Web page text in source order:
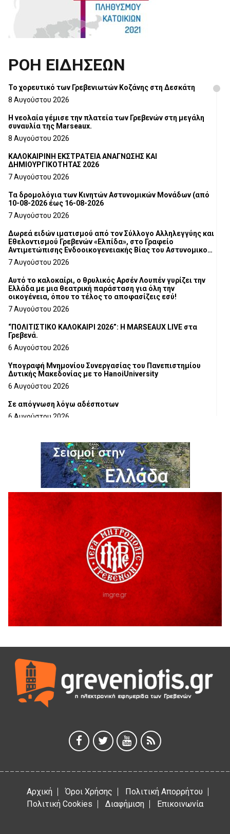
ΡΟΗ ΕΙΔΗΣΕΩΝ
Το χορευτικό των Γρεβενιωτών Κοζάνης στη Δεσκάτη
8 Αυγούστου 2026
Η νεολαία γέμισε την πλατεία των Γρεβενών στη μεγάλη
συναυλία της Marseaux.
8 Αυγούστου 2026
ΚΑΛΟΚΑΙΡΙΝΗ ΕΚΣΤΡΑΤΕΙΑ ΑΝΑΓΝΩΣΗΣ ΚΑΙ
ΔΗΜΙΟΥΡΓΙΚΟΤΗΤΑΣ 2026
7 Αυγούστου 2026
Τα δρομολόγια των Κινητών Αστυνομικών Μονάδων (από
10-08-2026 έως 16-08-2026
7 Αυγούστου 2026
Δωρεά ειδών ιματισμού από τον Σύλλογο Αλληλεγγύης και
Εθελοντισμού Γρεβενών «Ελπίδα», στο Γραφείο
Αντιμετώπισης Ενδοοικογενειακής Βίας του Αστυνομικού
Τμήματος Γρεβενών
7 Αυγούστου 2026
Αυτό το καλοκαίρι, ο θρυλικός Αρσέν Λουπέν γυρίζει την
Ελλάδα με μια θεατρική παράσταση για όλη την
οικογένεια, όπου το τέλος το αποφασίζεις εσύ!
7 Αυγούστου 2026
“ΠΟΛΙΤΙΣΤΙΚΟ ΚΑΛΟΚΑΙΡΙ 2026”: Η MARSEAUX LIVE στα
Γρεβενά.
6 Αυγούστου 2026
Υπογραφή Μνημονίου Συνεργασίας του Πανεπιστημίου
Δυτικής Μακεδονίας με το HanoiUniversity
6 Αυγούστου 2026
Σε απόγνωση λόγω αδέσποτων
6 Αυγούστου 2026
6 Αυγούστου 2026
Ολοκληρώνεται η ασφαλτόστρωση της οδού Περιβόλι –
6 Αυγούστου 2026
H παραδοχή λαθών είναι (και) δύναμη
5 Αυγούστου 2026
Ο ΑΝΔΡΕΑΣ ΑΣΛΑΝΙΔΗΣ ΣΥΝΕΧΙΖΕΙ ΣΤΟΝ ΠΡΩΤΕΑ
ΓΡΕΒΕΝΩΝ
5 Αυγούστου 2026
Ευχαριστήριο Εκπολιτιστικού Συλλόγου Ταξιάρχη προς κ.
Παρασχάκη Αθανάσιο
5 Αυγούστου 2026
Διακοπή υδροδότησης του Α΄ κλάδου ύδρευσης
5 Αυγούστου 2026
Θερινό Σινεμά στο πλαίσιο του «Πολιτιστικού
Καλοκαιριού 2026» με την βραβευμένη ταινία «Μικρές
Ανάσες».
5 Αυγούστου 2026
5 Αυγούστου 2026
Αρχική Όροι Χρήσης
Πολιτική Απορρήτου
Πολιτική Cookies
Διαφήμιση Επικοινωνία